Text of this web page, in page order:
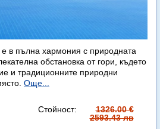
в пълна хармония с природната
обстановка от гори, където
и традиционните природни
Още...
Стойност:
1326.00 €
2593.43 лв